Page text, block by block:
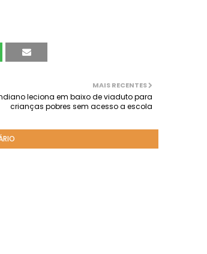
MAIS RECENTES
leciona em baixo de viaduto para
crianças pobres sem acesso a escola